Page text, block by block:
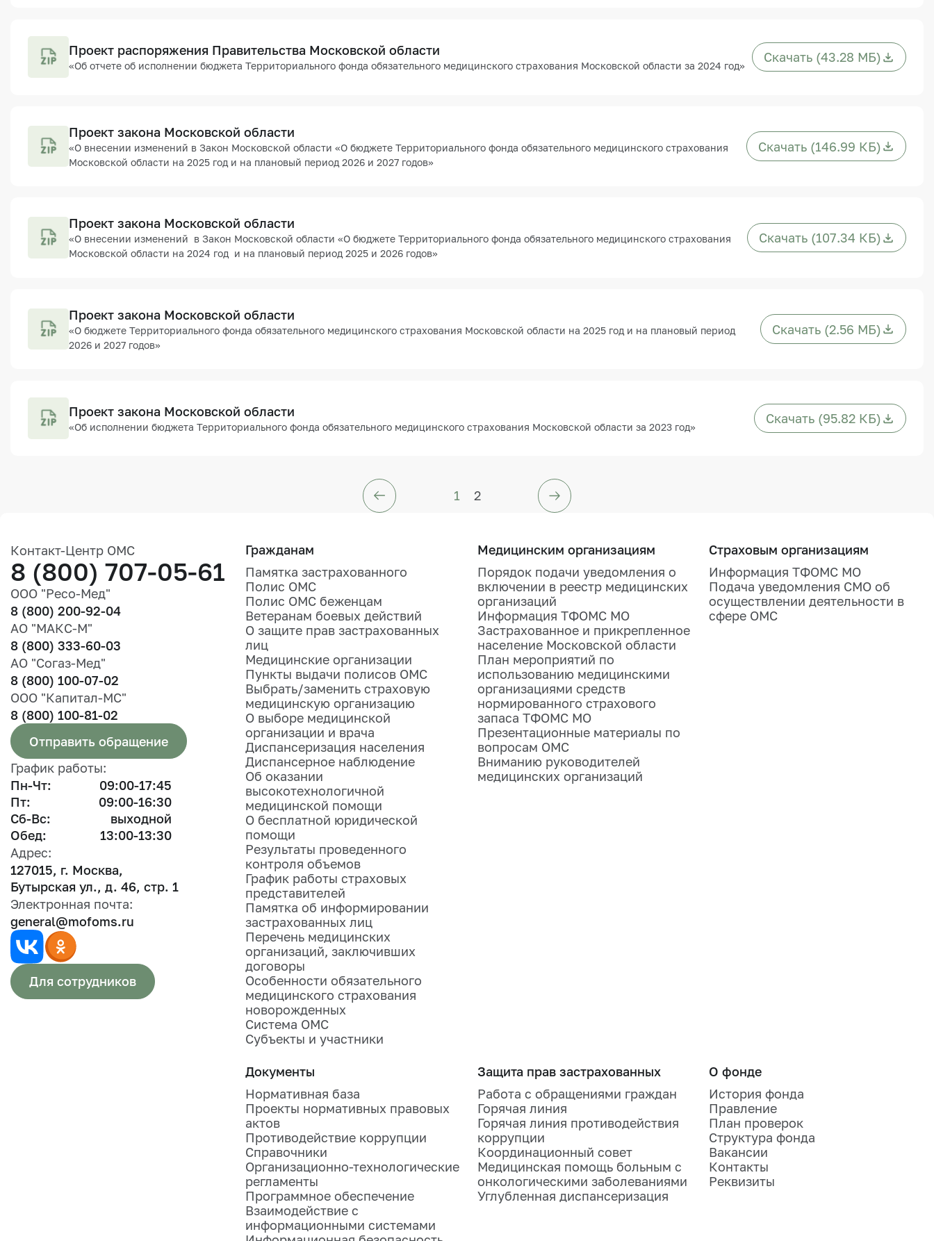
Проект распоряжения Правительства Московской области
«Об отчете об исполнении бюджета Территориального фонда обязательного медицинского страхования Московской области за 2024 год»
Скачать (43.28 МБ)
Проект закона Московской области
«О внесении изменений в Закон Московской области «О бюджете Территориального фонда обязательного медицинского страхования
Московской области на 2025 год и на плановый период 2026 и 2027 годов»
Скачать (146.99 КБ)
Проект закона Московской области
«О внесении изменений в Закон Московской области «О бюджете Территориального фонда обязательного медицинского страхования
Московской области на 2024 год и на плановый период 2025 и 2026 годов»
Скачать (107.34 КБ)
Проект закона Московской области
«О бюджете Территориального фонда обязательного медицинского страхования Московской области на 2025 год и на плановый период
2026 и 2027 годов»
Скачать (2.56 МБ)
Проект закона Московской области
«Об исполнении бюджета Территориального фонда обязательного медицинского страхования Московской области за 2023 год»
Скачать (95.82 КБ)
1 2
Контакт-Центр ОМС
8 (800) 707-05-61
ООО "Ресо-Мед"
8 (800) 200-92-04
АО "МАКС-М"
8 (800) 333-60-03
АО "Согаз-Мед"
8 (800) 100-07-02
ООО "Капитал-МС"
8 (800) 100-81-02
Отправить обращение
График работы:
Пн-Чт:
09:00-17:45
Пт:
09:00-16:30
Сб-Вс:
выходной
Обед:
13:00-13:30
Адрес:
127015, г. Москва,
Бутырская ул., д. 46, стр. 1
Электронная почта:
general@mofoms.ru
Для сотрудников
Гражданам
Памятка застрахованного
Полис ОМС
Полис ОМС беженцам
Ветеранам боевых действий
О защите прав застрахованных
лиц
Медицинские организации
Пункты выдачи полисов ОМС
Выбрать/заменить страховую
медицинскую организацию
О выборе медицинской
организации и врача
Диспансеризация населения
Диспансерное наблюдение
Об оказании
высокотехнологичной
медицинской помощи
О бесплатной юридической
помощи
Результаты проведенного
контроля объемов
График работы страховых
представителей
Памятка об информировании
застрахованных лиц
Перечень медицинских
организаций, заключивших
договоры
Особенности обязательного
медицинского страхования
новорожденных
Система ОМС
Субъекты и участники
Медицинским организациям
Порядок подачи уведомления о
включении в реестр медицинских
организаций
Информация ТФОМС МО
Застрахованное и прикрепленное
население Московской области
План мероприятий по
использованию медицинскими
организациями средств
нормированного страхового
запаса ТФОМС МО
Презентационные материалы по
вопросам ОМС
Вниманию руководителей
медицинских организаций
Страховым организациям
Информация ТФОМС МО
Подача уведомления СМО об
осуществлении деятельности в
сфере ОМС
Документы
Нормативная база
Проекты нормативных правовых
актов
Противодействие коррупции
Справочники
Организационно-технологические
регламенты
Программное обеспечение
Взаимодействие с
информационными системами
Защита прав застрахованных
Работа с обращениями граждан
Горячая линия
Горячая линия противодействия
коррупции
Координационный совет
Медицинская помощь больным с
онкологическими заболеваниями
Углубленная диспансеризация
О фонде
История фонда
Правление
План проверок
Структура фонда
Вакансии
Контакты
Реквизиты